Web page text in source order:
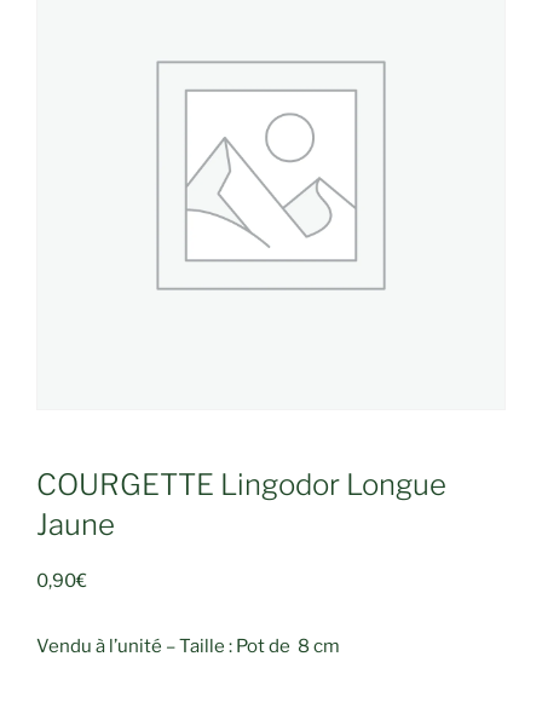
COURGETTE Lingodor Longue
Jaune
0,90€
Vendu à l’unité – Taille : Pot de 8 cm